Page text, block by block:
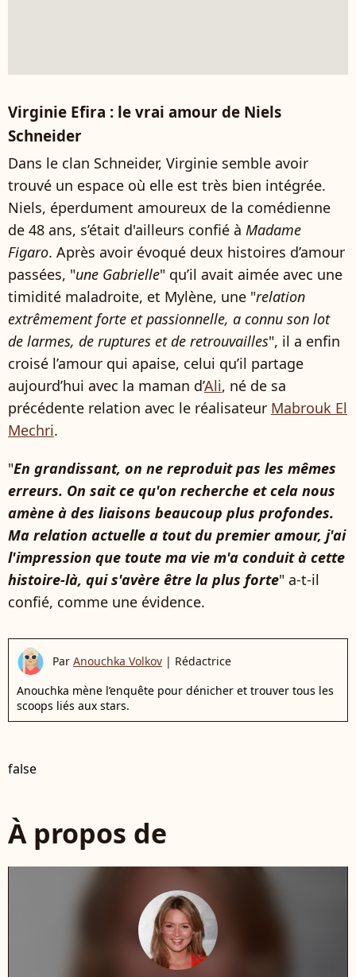
Virginie Efira : le vrai amour de Niels
Schneider
Dans le clan Schneider, Virginie semble avoir
trouvé un espace où elle est très bien intégrée.
Niels, éperdument amoureux de la comédienne
de 48 ans, s’était d'ailleurs confié à Madame
Figaro. Après avoir évoqué deux histoires d’amour
passées, "une Gabrielle" qu’il avait aimée avec une
timidité maladroite, et Mylène, une "relation
extrêmement forte et passionnelle, a connu son lot
de larmes, de ruptures et de retrouvailles", il a enfin
croisé l’amour qui apaise, celui qu’il partage
aujourd’hui avec la maman d’Ali, né de sa
précédente relation avec le réalisateur Mabrouk El
Mechri.
"En grandissant, on ne reproduit pas les mêmes
erreurs. On sait ce qu'on recherche et cela nous
amène à des liaisons beaucoup plus profondes.
Ma relation actuelle a tout du premier amour, j'ai
l'impression que toute ma vie m'a conduit à cette
histoire-là, qui s'avère être la plus forte" a-t-il
confié, comme une évidence.
Par Anouchka Volkov | Rédactrice
Anouchka mène l’enquête pour dénicher et trouver tous les
scoops liés aux stars.
false
À propos de